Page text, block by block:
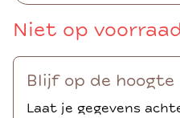
Niet op
Blijf op de hoogte
Laat je gegevens